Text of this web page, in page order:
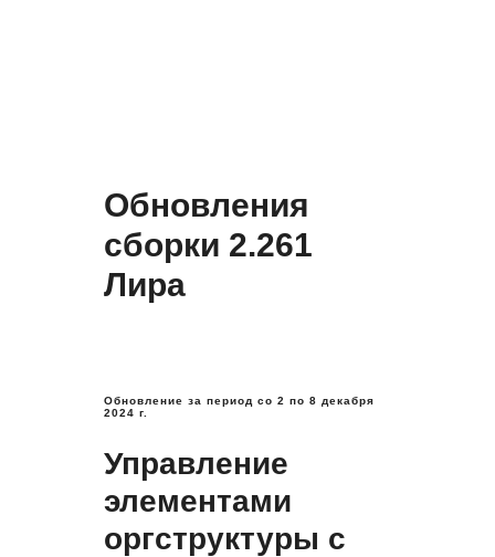
Обновления
сборки 2.261
Лира
Обновление за период со 2 по 8 декабря
2024 г.
Управление
элементами
оргструктуры с